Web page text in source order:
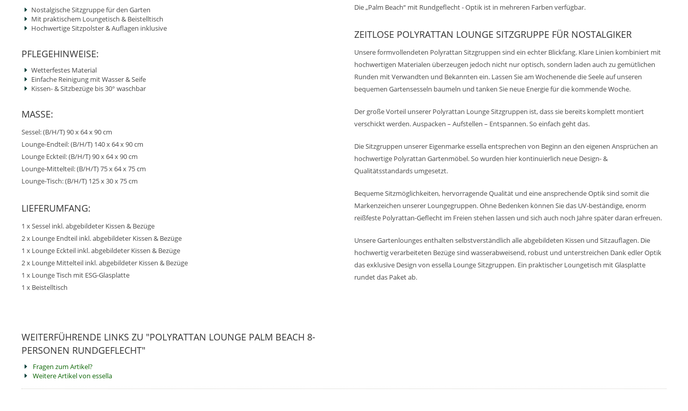
Nostalgische Sitzgruppe für den Garten
Mit praktischem Loungetisch & Beistelltisch
Hochwertige Sitzpolster & Auflagen inklusive
PFLEGEHINWEISE:
Wetterfestes Material
Einfache Reinigung mit Wasser & Seife
Kissen- & Sitzbezüge bis 30° waschbar
MASSE:
Sessel: (B/H/T) 90 x 64 x 90 cm
Lounge-Endteil: (B/H/T) 140 x 64 x 90 cm
Lounge Eckteil: (B/H/T) 90 x 64 x 90 cm
Lounge-Mittelteil: (B/H/T) 75 x 64 x 75 cm
Lounge-Tisch: (B/H/T) 125 x 30 x 75 cm
LIEFERUMFANG:
1 x Sessel inkl. abgebildeter Kissen & Bezüge
2 x Lounge Endteil inkl. abgebildeter Kissen & Bezüge
1 x Lounge Eckteil inkl. abgebildeter Kissen & Bezüge
2 x Lounge Mittelteil inkl. abgebildeter Kissen & Bezüge
1 x Lounge Tisch mit ESG-Glasplatte
1 x Beistelltisch
WEITERFÜHRENDE LINKS ZU "POLYRATTAN LOUNGE PALM BEACH 8-
PERSONEN RUNDGEFLECHT"
Fragen zum Artikel?
Weitere Artikel von essella
Die „Palm Beach“ mit Rundgeflecht - Optik ist in mehreren Farben verfügbar.
ZEITLOSE POLYRATTAN LOUNGE SITZGRUPPE FÜR NOSTALGIKER
Unsere formvollendeten Polyrattan Sitzgruppen sind ein echter Blickfang. Klare Linien kombiniert mit
hochwertigen Materialen überzeugen jedoch nicht nur optisch, sondern laden auch zu gemütlichen
Runden mit Verwandten und Bekannten ein. Lassen Sie am Wochenende die Seele auf unseren
bequemen Gartensesseln baumeln und tanken Sie neue Energie für die kommende Woche.
Der große Vorteil unserer Polyrattan Lounge Sitzgruppen ist, dass sie bereits komplett montiert
verschickt werden. Auspacken – Aufstellen – Entspannen. So einfach geht das.
Die Sitzgruppen unserer Eigenmarke essella entsprechen von Beginn an den eigenen Ansprüchen an
hochwertige Polyrattan Gartenmöbel. So wurden hier kontinuierlich neue Design- &
Qualitätsstandards umgesetzt.
Bequeme Sitzmöglichkeiten, hervorragende Qualität und eine ansprechende Optik sind somit die
Markenzeichen unserer Loungegruppen. Ohne Bedenken können Sie das UV-beständige, enorm
reißfeste Polyrattan-Geflecht im Freien stehen lassen und sich auch noch Jahre später daran erfreuen.
Unsere Gartenlounges enthalten selbstverständlich alle abgebildeten Kissen und Sitzauflagen. Die
hochwertig verarbeiteten Bezüge sind wasserabweisend, robust und unterstreichen Dank edler Optik
das exklusive Design von essella Lounge Sitzgruppen. Ein praktischer Loungetisch mit Glasplatte
rundet das Paket ab.